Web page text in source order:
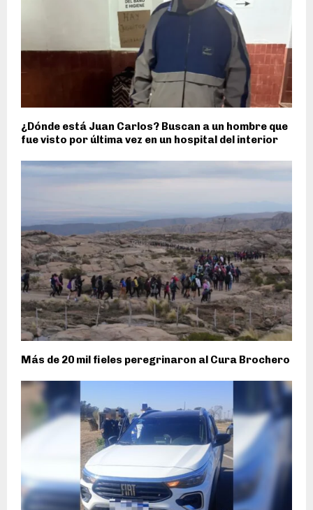
¿Dónde está Juan Carlos? Buscan a un hombre que
fue visto por última vez en un hospital del interior
Más de 20 mil fieles peregrinaron al Cura Brochero